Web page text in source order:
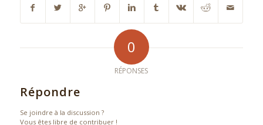
0
RÉPONSES
Répondre
Se joindre à la discussion ?
Vous êtes libre de contribuer !